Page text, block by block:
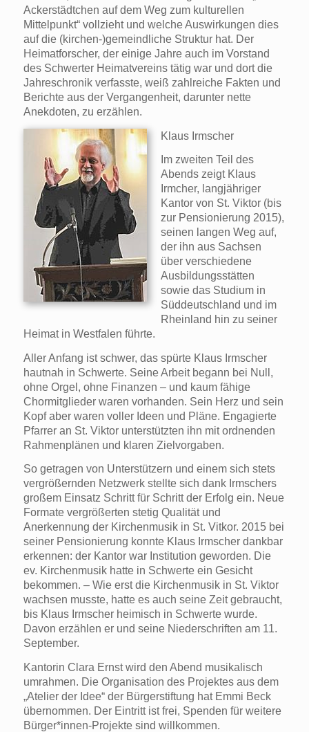
Ackerstädtchen auf dem Weg zum kulturellen
Mittelpunkt“ vollzieht und welche Auswirkungen dies
auf die (kirchen-)gemeindliche Struktur hat. Der
Heimatforscher, der einige Jahre auch im Vorstand
des Schwerter Heimatvereins tätig war und dort die
Jahreschronik verfasste, weiß zahlreiche Fakten und
Berichte aus der Vergangenheit, darunter nette
Anekdoten, zu erzählen.
Klaus Irmscher
Im zweiten Teil des
Abends zeigt Klaus
Irmcher, langjähriger
Kantor von St. Viktor (bis
zur Pensionierung 2015),
seinen langen Weg auf,
der ihn aus Sachsen
über verschiedene
Ausbildungsstätten
sowie das Studium in
Süddeutschland und im
Rheinland hin zu seiner
Heimat in Westfalen führte.
Aller Anfang ist schwer, das spürte Klaus Irmscher
hautnah in Schwerte. Seine Arbeit begann bei Null,
ohne Orgel, ohne Finanzen – und kaum fähige
Chormitglieder waren vorhanden. Sein Herz und sein
Kopf aber waren voller Ideen und Pläne. Engagierte
Pfarrer an St. Viktor unterstützten ihn mit ordnenden
Rahmenplänen und klaren Zielvorgaben.
So getragen von Unterstützern und einem sich stets
vergrößernden Netzwerk stellte sich dank Irmschers
großem Einsatz Schritt für Schritt der Erfolg ein. Neue
Formate vergrößerten stetig Qualität und
Anerkennung der Kirchenmusik in St. Vitkor. 2015 bei
seiner Pensionierung konnte Klaus Irmscher dankbar
erkennen: der Kantor war Institution geworden. Die
ev. Kirchenmusik hatte in Schwerte ein Gesicht
bekommen. – Wie erst die Kirchenmusik in St. Viktor
wachsen musste, hatte es auch seine Zeit gebraucht,
bis Klaus Irmscher heimisch in Schwerte wurde.
Davon erzählen er und seine Niederschriften am 11.
September.
Kantorin Clara Ernst wird den Abend musikalisch
umrahmen. Die Organisation des Projektes aus dem
„Atelier der Idee“ der Bürgerstiftung hat Emmi Beck
übernommen. Der Eintritt ist frei, Spenden für weitere
Bürger*innen-Projekte sind willkommen.